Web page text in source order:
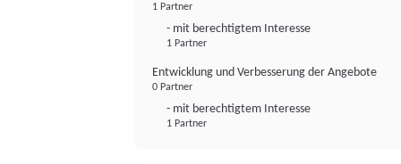
1 Partner
- mit berechtigtem Interesse
1 Partner
Entwicklung und Verbesserung der Angebote
0 Partner
- mit berechtigtem Interesse
1 Partner